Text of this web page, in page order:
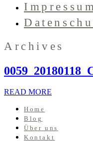
Archives
READ MORE
Home
Blog
Über uns
Kontakt